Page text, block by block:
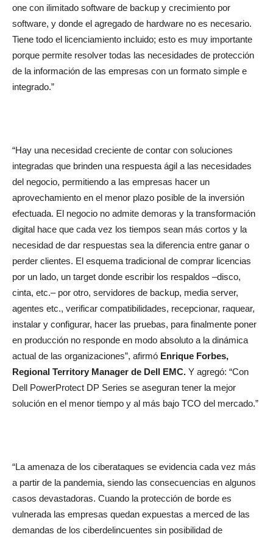
one con ilimitado software de backup y crecimiento por
software, y donde el agregado de hardware no es necesario.
Tiene todo el licenciamiento incluido; esto es muy importante
porque permite resolver todas las necesidades de protección
de la información de las empresas con un formato simple e
integrado.”
“Hay una necesidad creciente de contar con soluciones
integradas que brinden una respuesta ágil a las necesidades
del negocio, permitiendo a las empresas hacer un
aprovechamiento en el menor plazo posible de la inversión
efectuada. El negocio no admite demoras y la transformación
digital hace que cada vez los tiempos sean más cortos y la
necesidad de dar respuestas sea la diferencia entre ganar o
perder clientes. El esquema tradicional de comprar licencias
por un lado, un target donde escribir los respaldos –disco,
cinta, etc.– por otro, servidores de backup, media server,
agentes etc., verificar compatibilidades, recepcionar, raquear,
instalar y configurar, hacer las pruebas, para finalmente poner
en producción no responde en modo absoluto a la dinámica
actual de las organizaciones”, afirmó Enrique Forbes,
Regional Territory Manager de Dell EMC. Y agregó: “Con
Dell PowerProtect DP Series se aseguran tener la mejor
solución en el menor tiempo y al más bajo TCO del mercado.”
“La amenaza de los ciberataques se evidencia cada vez más
a partir de la pandemia, siendo las consecuencias en algunos
casos devastadoras. Cuando la protección de borde es
vulnerada las empresas quedan expuestas a merced de las
demandas de los ciberdelincuentes sin posibilidad de